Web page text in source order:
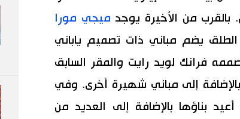
بالقرب من الأخيرة يوجد ميجي مورا
يضم مباني ذات تصميم ياباني
فرانك لويد رايت والمقر السابق
بالإضافة إلى مباني شهيرة أخرى. وفي
بناؤها بالإضافة إلى العديد من